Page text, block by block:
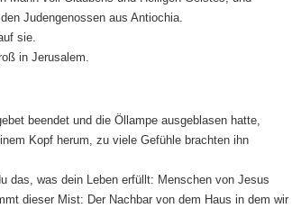
Judengenossen aus Antiochia.
sie.
in Jerusalem.
beendet und die Öllampe ausgeblasen hatte,
Kopf herum, zu viele Gefühle brachten ihn
das, was dein Leben erfüllt: Menschen von Jesus
dieser Mist: Der Nachbar von dem Haus in dem wir